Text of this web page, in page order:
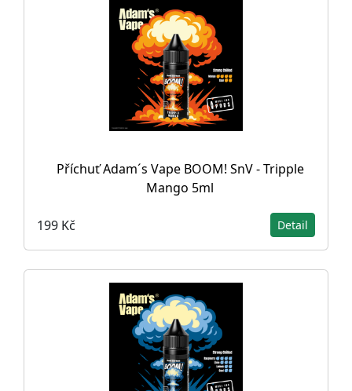
Příchuť Adam´s Vape BOOM! SnV - Tripple
Mango 5ml
199 Kč Detail